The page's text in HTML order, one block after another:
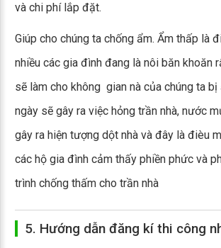
và chi phí lắp đặt.
Giúp cho chúng ta chống ẩm. Ẩm thấp là
nhiều các gia đình đang là nôi băn khoăn
sẽ làm cho không gian nà của chúng ta
ngày sẽ gây ra việc hỏng trần nhà, nước
gây ra hiện tượng dột nhà và đây là đièu
các hộ gia đình cảm thấy phiền phức và
trình chống thấm cho trần nhà
5. Hướng dẫn đăng kí thi công